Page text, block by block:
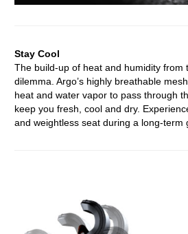
Stay Cool
The build-up of heat and humidity from
dilemma. Argo’s highly breathable
heat and water vapor to pass through
keep you fresh, cool and dry.
and weightless seat during a long-term